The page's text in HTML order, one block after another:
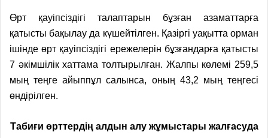
Өрт қауіпсіздігі талаптарын бұзған азаматтарға
қатысты бақылау да күшейтілген. Қазіргі уақытта орман
ішінде өрт қауіпсіздігі ережелерін бұзғандарға қатысты
7 әкімшілік хаттама толтырылған. Жалпы көлемі 259,5
мың теңге айыппұл салынса, оның 43,2 мың теңгесі
өндірілген.
Табиғи өрттердің алдын алу жұмыстары жалғасуда